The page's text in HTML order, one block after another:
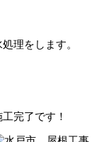
理をします。
完了です！